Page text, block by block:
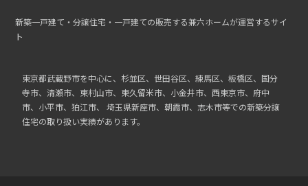
新築一戸建て・分譲住宅・一戸建ての販売する兼六ホームが運営するサイ
ト
東京都武蔵野市を中心に、杉並区、世田谷区、練馬区、板橋区、国分
寺市、清瀬市、東村山市、東久留米市、小金井市、西東京市、府中
市、小平市、狛江市、
埼玉県新座市、朝霞市、志木市等での新築分譲
住宅の取り扱い実績があります。